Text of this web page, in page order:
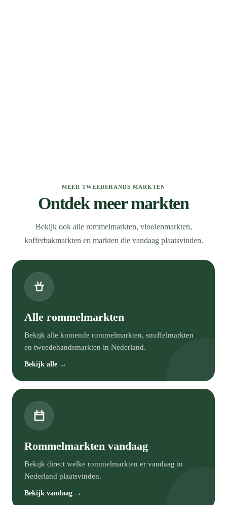
MEER TWEEDEHANDS MARKTEN
Ontdek meer markten
Bekijk ook alle rommelmarkten, vlooienmarkten,
kofferbakmarkten en markten die vandaag plaatsvinden.
Alle rommelmarkten
Bekijk alle komende rommelmarkten, snuffelmarkten
en tweedehandsmarkten in Nederland.
Bekijk alle →
Rommelmarkten vandaag
Bekijk direct welke rommelmarkten er vandaag in
Nederland plaatsvinden.
Bekijk vandaag →